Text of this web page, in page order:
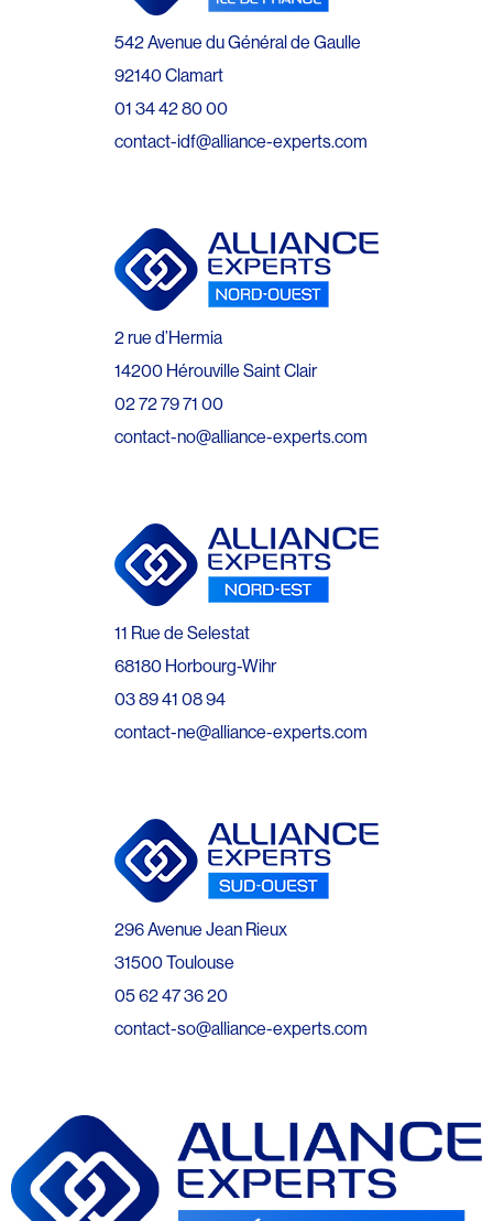
542 Avenue du Général de Gaulle
92140 Clamart
01 34 42 80 00
contact-idf@alliance-experts.com
2 rue d’Hermia
14200 Hérouville Saint Clair
02 72 79 71 00
contact-no@alliance-experts.com
11 Rue de Selestat
68180 Horbourg-Wihr
03 89 41 08 94
contact-ne@alliance-experts.com
296 Avenue Jean Rieux
31500 Toulouse
05 62 47 36 20
contact-so@alliance-experts.com